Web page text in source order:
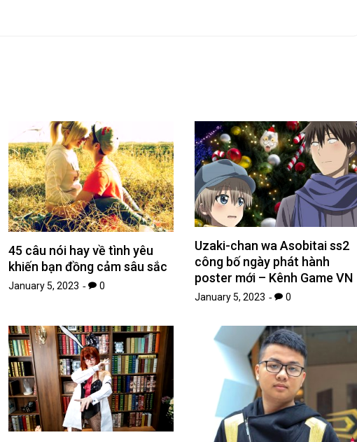
45 câu nói hay về tình yêu
khiến bạn đồng cảm sâu sắc
January 5, 2023 0
Uzaki-chan wa Asobitai ss2
công bố ngày phát hành
poster mới – Kênh Game VN
January 5, 2023 0